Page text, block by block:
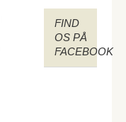
FIND
OS PÅ
FACEBOOK